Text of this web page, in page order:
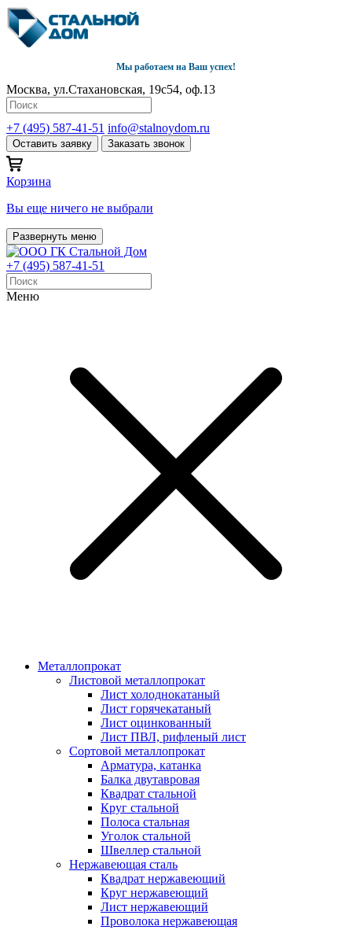
Мы работаем на Ваш успех!
Москва, ул.Стахановская, 19с54, оф.13
+7 (495) 587-41-51 info@stalnoydom.ru
Оставить заявку Заказать звонок
Корзина
Вы еще ничего не выбрали
Развернуть меню
+7 (495) 587-41-51
Меню
Металлопрокат
Листовой металлопрокат
Лист холоднокатаный
Лист горячекатаный
Лист оцинкованный
Лист ПВЛ, рифленый лист
Сортовой металлопрокат
Арматура, катанка
Балка двутавровая
Квадрат стальной
Круг стальной
Полоса стальная
Уголок стальной
Швеллер стальной
Нержавеющая сталь
Квадрат нержавеющий
Круг нержавеющий
Лист нержавеющий
Проволока нержавеющая